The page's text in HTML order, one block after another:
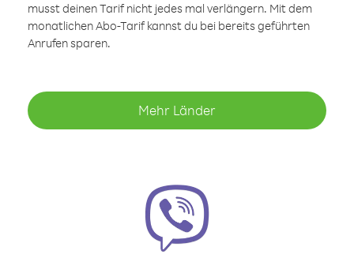
musst deinen Tarif nicht jedes mal verlängern. Mit dem
monatlichen Abo-Tarif kannst du bei bereits geführten
Anrufen sparen.
Mehr Länder